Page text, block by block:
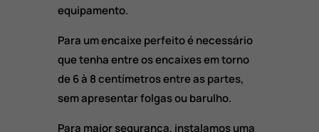
equipamento.
Para um encaixe perfeito é necessário
que tenha entre os encaixes em torno
de 6 à 8 centímetros entre as partes,
sem apresentar folgas ou barulho.
Para maior segurança, instalamos uma